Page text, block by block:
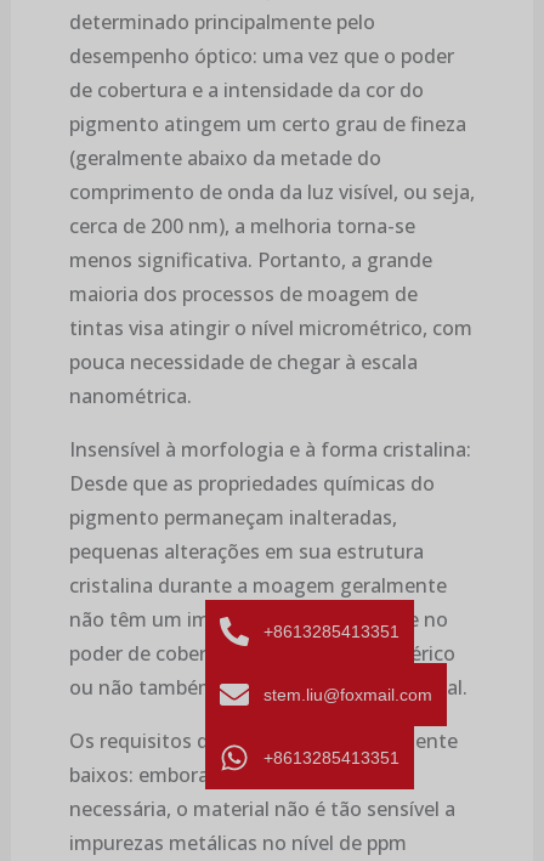
determinado principalmente pelo
desempenho óptico: uma vez que o poder
de cobertura e a intensidade da cor do
pigmento atingem um certo grau de fineza
(geralmente abaixo da metade do
comprimento de onda da luz visível, ou seja,
cerca de 200 nm), a melhoria torna-se
menos significativa. Portanto, a grande
maioria dos processos de moagem de
tintas visa atingir o nível micrométrico, com
pouca necessidade de chegar à escala
nanométrica.
Insensível à morfologia e à forma cristalina:
Desde que as propriedades químicas do
pigmento permaneçam inalteradas,
pequenas alterações em sua estrutura
cristalina durante a moagem geralmente
não têm um impacto decisivo na cor e no
poder de cobertura. O fato de ser esférico
ou não também não é um indicador crucial.
Os requisitos de pureza são relativamente
baixos: embora a pureza ainda seja
necessária, o material não é tão sensível a
impurezas metálicas no nível de ppm
+8613285413351
stem.liu@foxmail.com
+8613285413351